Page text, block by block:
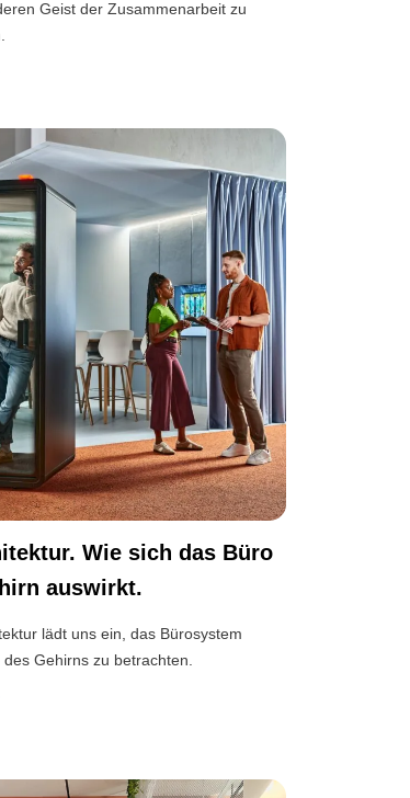
Geist der Zusammenarbeit zu
Wie sich das Büro
auswirkt.
lädt uns ein, das Bürosystem
Gehirns zu betrachten.